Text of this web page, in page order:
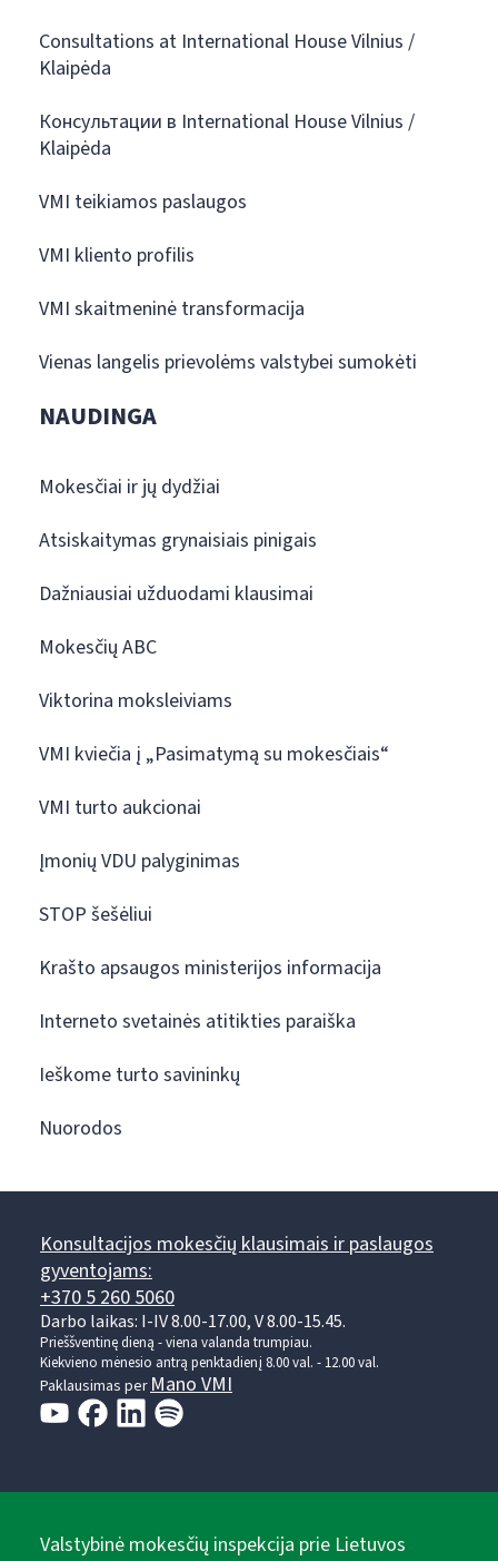
Consultations at International House Vilnius /
Klaipėda
Консультации в International House Vilnius /
Klaipėda
VMI teikiamos paslaugos
VMI kliento profilis
VMI skaitmeninė transformacija
Vienas langelis prievolėms valstybei sumokėti
NAUDINGA
Mokesčiai ir jų dydžiai
Atsiskaitymas grynaisiais pinigais
Dažniausiai užduodami klausimai
Mokesčių ABC
Viktorina moksleiviams
VMI kviečia į „Pasimatymą su mokesčiais“
VMI turto aukcionai
Įmonių VDU palyginimas
STOP šešėliui
Krašto apsaugos ministerijos informacija
Interneto svetainės atitikties paraiška
Ieškome turto savininkų
Nuorodos
Konsultacijos mokesčių klausimais ir paslaugos
gyventojams:
+370 5 260 5060
Darbo laikas: I-IV 8.00-17.00, V 8.00-15.45.
Prieššventinę dieną - viena valanda trumpiau.
Kiekvieno mėnesio antrą penktadienį 8.00 val. - 12.00 val.
Paklausimas perMano VMI
Valstybinė mokesčių inspekcija prie Lietuvos